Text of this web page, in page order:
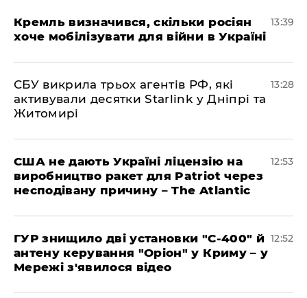
Кремль визначився, скільки росіян
хоче мобілізувати для війни в Україні
13:39
СБУ викрила трьох агентів РФ, які
активували десятки Starlink у Дніпрі та
Житомирі
13:28
США не дають Україні ліцензію на
виробництво ракет для Patriot через
несподівану причину – The Atlantic
12:53
ГУР знищило дві установки "С-400" й
антену керування "Оріон" у Криму – у
Мережі з'явилося відео
12:52